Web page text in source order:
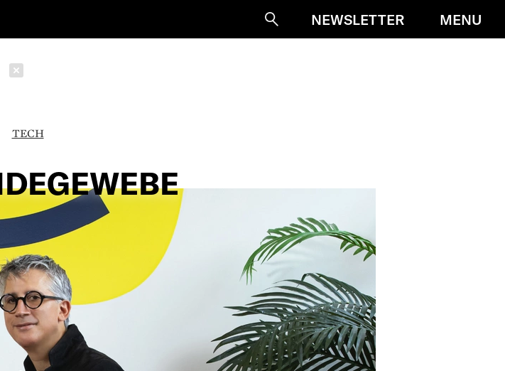
SucheNEWSLETTER MENU
TECH